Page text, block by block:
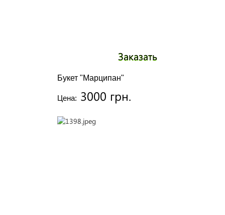
Букет "Марципан"
Цена: 3000 грн.
Заказать